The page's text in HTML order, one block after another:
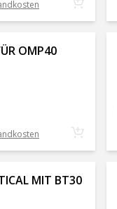
OMP40
MIT BT30